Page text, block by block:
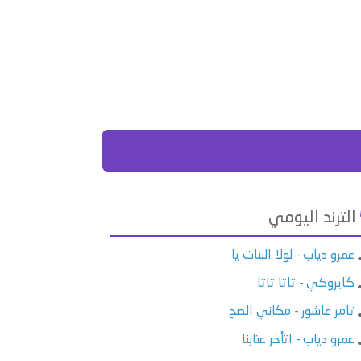
الترند اليومي
عمرو دياب - لولا البنات يا
كايروكي - تاتا تاتا
تامر عاشور - مكاني الصح
عمرو دياب - اتأخر عتابنا